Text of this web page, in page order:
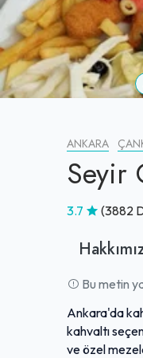
ANKARA
Seyir
3.7 (3882
Bu metin
Ankara'da
kahvaltı
ve özel